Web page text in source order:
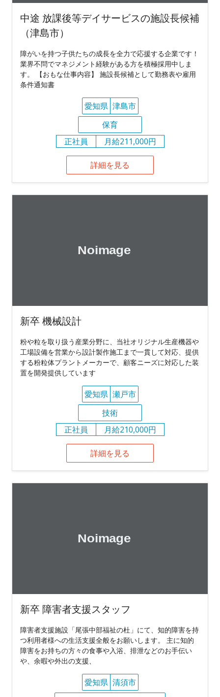
中途 放課後等デイサービスの施設長候補
（津島市）
障がいを持つ子供たちの成長を全力で応援する企業です！
業界不問でマネジメント経験がある方を積極採用中しま
す。 【おもな仕事内容】 施設長候補として勤務表や雇用
条件通知書
愛知県 津島市
保育
正社員
月給211,000円
詳細を見る
新卒 機械設計
粉や粒を取り扱う産業分野に、当社オリジナル生産機器や
工場設備を営業から設計製作施工まで一貫して対応、提供
する粉粒体プラントメーカーで、顧客ニーズに対応した装
置を開発提供しています
愛知県 瀬戸市
技術
正社員
月給210,000円
詳細を見る
新卒 障害者支援スタッフ
障害者支援施設「尾張中部福祉の杜」にて、知的障害を持
つ利用者様への生活支援全般をお願いします。 主に知的
障害をお持ちの方々の食事や入浴、排泄などのお手伝い
や、余暇や外出の支援、
愛知県 清須市